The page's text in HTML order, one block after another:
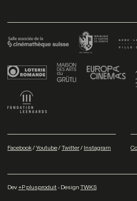
Facebook/Youtube/Twitter/ Instagram
Dev+P plusproduit- Design TWKS